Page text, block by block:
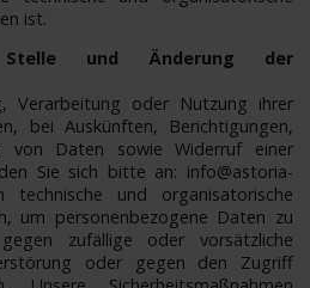
ist.
Stelle und Änderung der
Verarbeitung oder Nutzung ihrer
bei Auskünften, Berichtigungen,
von Daten sowie Widerruf einer
Sie sich bitte an: info@astoria-
technische und organisatorische
um personenbezogene Daten zu
zufällige oder vorsätzliche
oder gegen den Zugriff